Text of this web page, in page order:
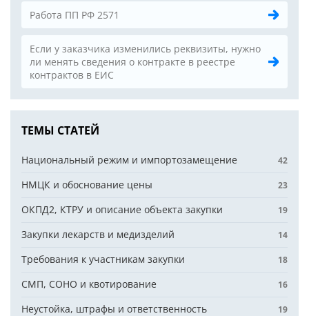
Работа ПП РФ 2571
Если у заказчика изменились реквизиты, нужно
ли менять сведения о контракте в реестре
контрактов в ЕИС
ТЕМЫ СТАТЕЙ
Национальный режим и импортозамещение 42
НМЦК и обоснование цены 23
ОКПД2, КТРУ и описание объекта закупки 19
Закупки лекарств и медизделий 14
Требования к участникам закупки 18
СМП, СОНО и квотирование 16
Неустойка, штрафы и ответственность 19